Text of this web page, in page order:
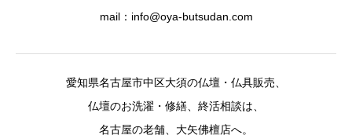
mail：info@oya-butsudan.com
愛知県名古屋市中区大須の仏壇・仏具販売、
仏壇のお洗濯・修繕、終活相談は、
名古屋の老舗、大矢佛檀店へ。